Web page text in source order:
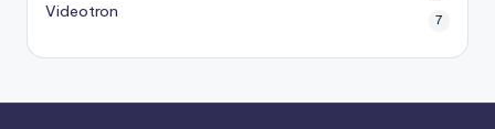
Videotron 7